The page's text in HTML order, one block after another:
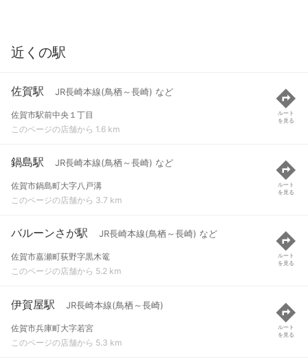
近くの駅
佐賀駅 JR長崎本線(鳥栖～長崎) など
佐賀市駅前中央１丁目
このページの店舗から 1.6 km
ルート
を見る
鍋島駅 JR長崎本線(鳥栖～長崎) など
佐賀市鍋島町大字八戸溝
このページの店舗から 3.7 km
ルート
を見る
バルーンさが駅 JR長崎本線(鳥栖～長崎) など
佐賀市嘉瀬町荻野字黒木篭
このページの店舗から 5.2 km
ルート
を見る
伊賀屋駅 JR長崎本線(鳥栖～長崎)
佐賀市兵庫町大字若宮
このページの店舗から 5.3 km
ルート
を見る